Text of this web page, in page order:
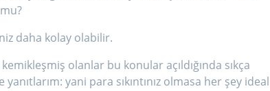
daha kolay olabilir.
olanlar bu konular açıldığında sıkça
yani para sıkıntınız olmasa her şey ideal